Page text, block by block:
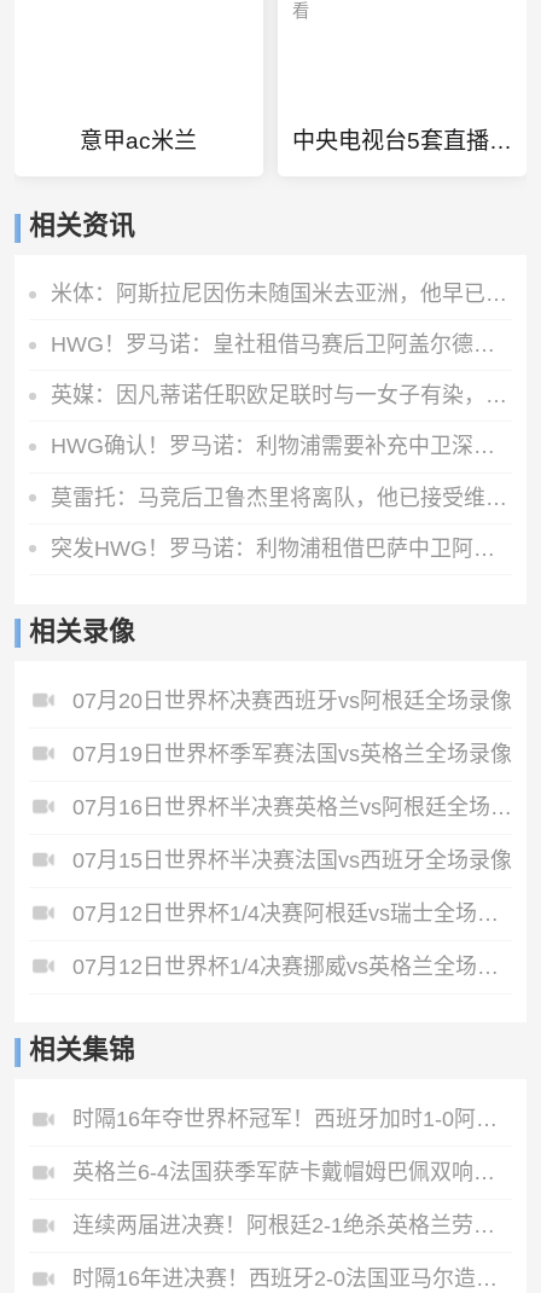
意甲ac米兰 中央电视台5套直播在线观看
相关资讯
米体：阿斯拉尼因伤未随国米去亚洲，他早已不在球队的未来计划中
HWG！罗马诺：皇社租借马赛后卫阿盖尔德达协议，买断费1100万欧
英媒：因凡蒂诺任职欧足联时与一女子有染，欧足联付6位数封口费
HWG确认！罗马诺：利物浦需要补充中卫深度，如今出手签下阿劳霍
莫雷托：马竞后卫鲁杰里将离队，他已接受维拉的报价
突发HWG！罗马诺：利物浦租借巴萨中卫阿劳霍达口头协议
相关录像
07月20日世界杯决赛西班牙vs阿根廷全场录像
07月19日世界杯季军赛法国vs英格兰全场录像
07月16日世界杯半决赛英格兰vs阿根廷全场录像
07月15日世界杯半决赛法国vs西班牙全场录像
07月12日世界杯1/4决赛阿根廷vs瑞士全场录像
07月12日世界杯1/4决赛挪威vs英格兰全场录像
相关集锦
时隔16年夺世界杯冠军！西班牙加时1-0阿根廷费兰制胜恩佐染红
英格兰6-4法国获季军萨卡戴帽姆巴佩双响创纪录奥利塞2助+失良机
连续两届进决赛！阿根廷2-1绝杀英格兰劳塔罗恩佐破门梅西两助攻
时隔16年进决赛！西班牙2-0法国亚马尔造点奥亚萨瓦尔、波罗破门